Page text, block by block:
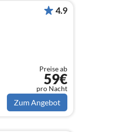
4.9
Preise ab
59€
pro Nacht
Zum Angebot